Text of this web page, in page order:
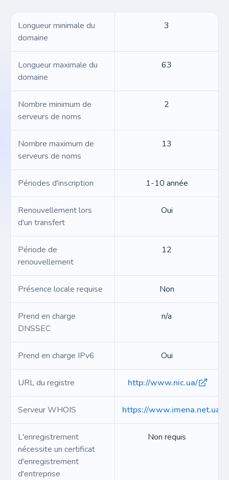
Longueur minimale du
domaine
3
Longueur maximale du
domaine
63
Nombre minimum de
serveurs de noms
2
Nombre maximum de
serveurs de noms
13
Périodes d'inscription 1-10 année
Renouvellement lors
d'un transfert
Oui
Période de
renouvellement
12
Présence locale requise Non
Prend en charge
DNSSEC
n/a
Prend en charge IPv6 Oui
URL du registre http://www.nic.ua/
Serveur WHOIS https://www.imena.net.ua/
L'enregistrement
nécessite un certificat
d'enregistrement
d'entreprise
Non requis